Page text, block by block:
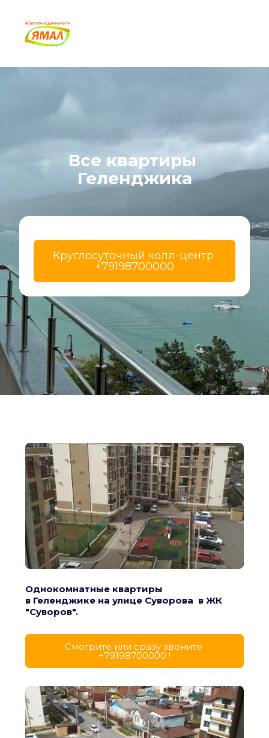
Все квартиры
Геленджика
Круглосуточный колл-центр
+79198700000
Однокомнатные квартиры
в Геленджике на улице Суворова  в ЖК
"Суворов".
Cмотрите или сразу звоните
+79198700000 !